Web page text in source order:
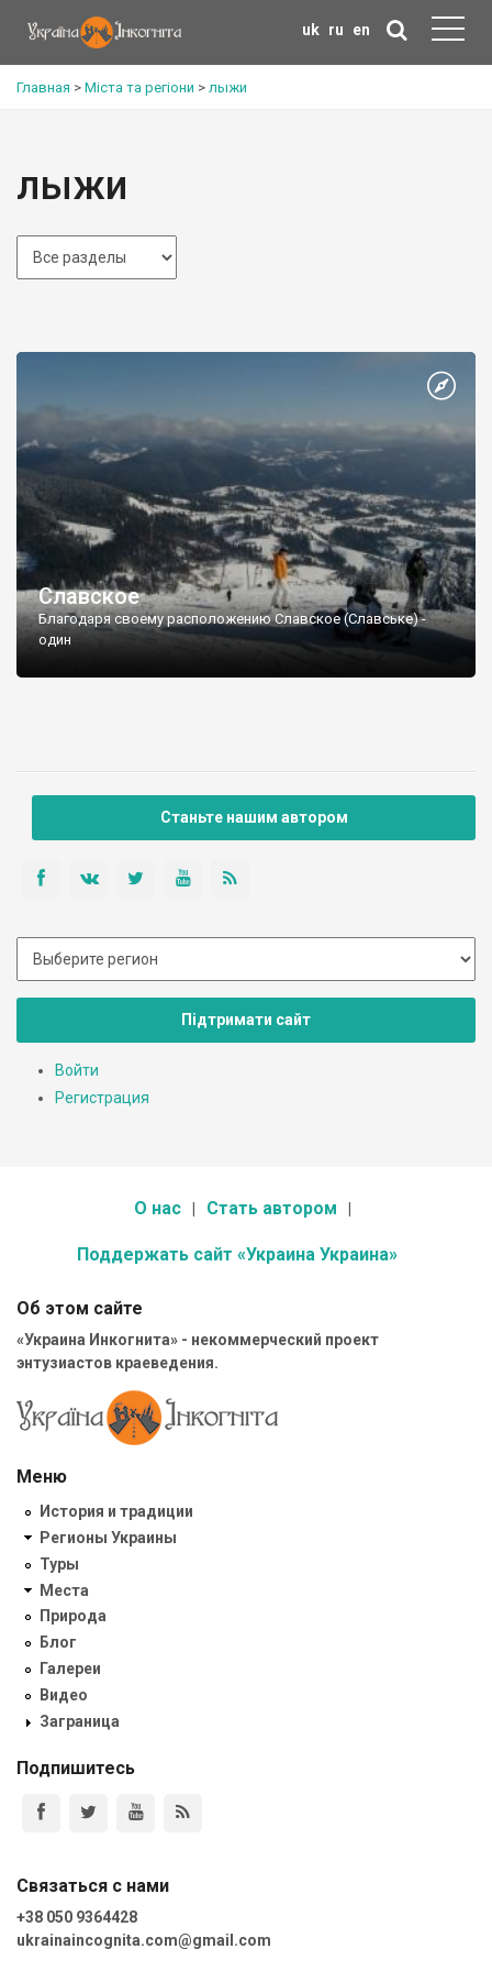
uk ru en
Главная > Міста та регіони > лыжи
лыжи
Славское
Благодаря своему расположению Славское (Славське) -
один
Станьте нашим автором
Підтримати сайт
Войти
Регистрация
О нас Стать автором
Поддержать сайт «Украина Украина»
Об этом сайте
«Украина Инкогнита» - некоммерческий проект
энтузиастов краеведения.
Меню
История и традиции
Регионы Украины
Туры
Места
Природа
Блог
Галереи
Видео
Заграница
Подпишитесь
Связаться с нами
+38 050 9364428
ukrainaincognita.com@gmail.com